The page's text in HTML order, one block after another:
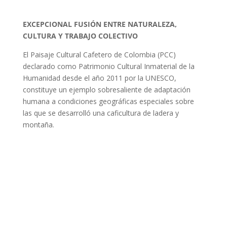
EXCEPCIONAL FUSIÓN ENTRE NATURALEZA,
CULTURA Y TRABAJO COLECTIVO
El Paisaje Cultural Cafetero de Colombia (PCC)
declarado como Patrimonio Cultural Inmaterial de la
Humanidad desde el año 2011 por la UNESCO,
constituye un ejemplo sobresaliente de adaptación
humana a condiciones geográficas especiales sobre
las que se desarrolló una caficultura de ladera y
montaña.